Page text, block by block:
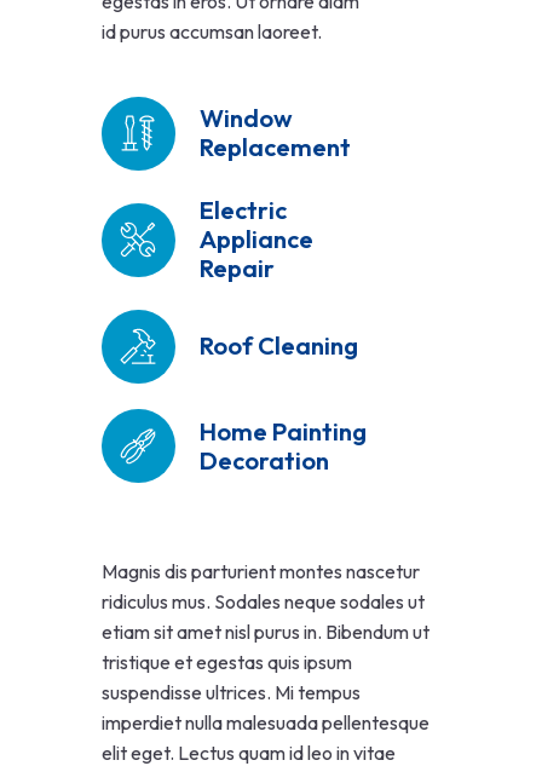
id purus accumsan laoreet.
Window
Replacement
Electric
Appliance
Repair
Roof Cleaning
Home Painting
Decoration
Magnis dis parturient montes nascetur
ridiculus mus. Sodales neque sodales ut
etiam sit amet nisl purus in. Bibendum ut
tristique et egestas quis ipsum
suspendisse ultrices. Mi tempus
imperdiet nulla malesuada pellentesque
elit eget. Lectus quam id leo in vitae